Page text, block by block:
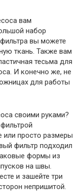
вам
набор
вы можете
ткань. Также вам
тесьма для
И конечно же, не
для работы
своими руками?
просто размеры
фильтр подходил
формы из
на швы.
и зашейте три
непришитой.